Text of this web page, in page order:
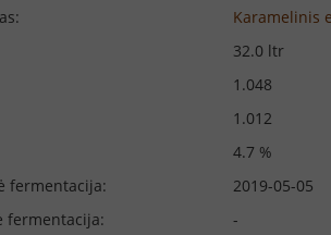
Karamelinis
32.0 ltr
1.048
1.012
4.7 %
fermentacija:
2019-05-05
fermentacija:
-